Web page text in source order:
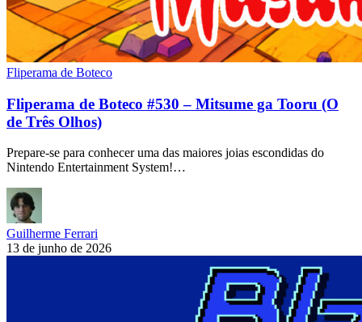
Fliperama de Boteco
Fliperama de Boteco #530 – Mitsume ga Tooru (O
de Três Olhos)
Prepare-se para conhecer uma das maiores joias escondidas do
Nintendo Entertainment System!…
Guilherme Ferrari
13 de junho de 2026